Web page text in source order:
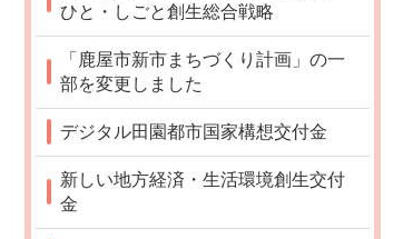
ひと・しごと創生総合戦略
「鹿屋市新市まちづくり計画」の一
部を変更しました
デジタル田園都市国家構想交付金
新しい地方経済・生活環境創生交付
金